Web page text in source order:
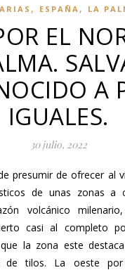
, ESPAÑA , LA
EL
A
IGUALES.
30 julio, 2022
de unas zonas a
volcánico
casi al completo
la zona este
de tilos. La oeste